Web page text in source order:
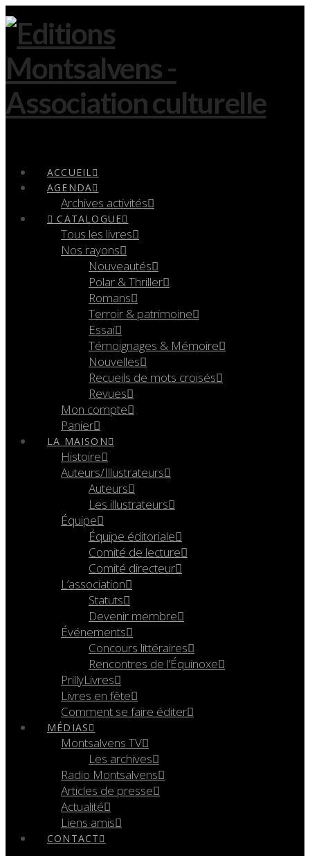
ACCUEIL
AGENDA
Archives activités
CATALOGUE
Tous les livres
Nos rayons
Nouveautés
Polar & Thriller
Romans
Terroir & patrimoine
Essai
Témoignages & Mémoire
Nouvelles
Recueils de mots croisés
Revues
Mon compte
Panier
LA MAISON
Histoire
Auteurs/Illustrateurs
Auteurs
Les illustrateurs
Équipe
Équipe éditoriale
Comité de lecture
Comité directeur
L’association
Statuts
Devenir membre
Événements
Concours littéraires
Rencontres de l’Équinoxe
PrillyLivres
Livres en fête
Comment se faire éditer
MÉDIAS
Montsalvens TV
Les archives
Radio Montsalvens
Articles de presse
Actualité
Liens amis
CONTACT